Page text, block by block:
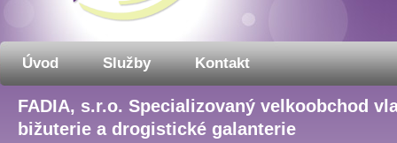
Úvod Služby Kontakt
FADIA, s.r.o. Specializovaný velkoobchod
bižuterie a drogistické galanterie